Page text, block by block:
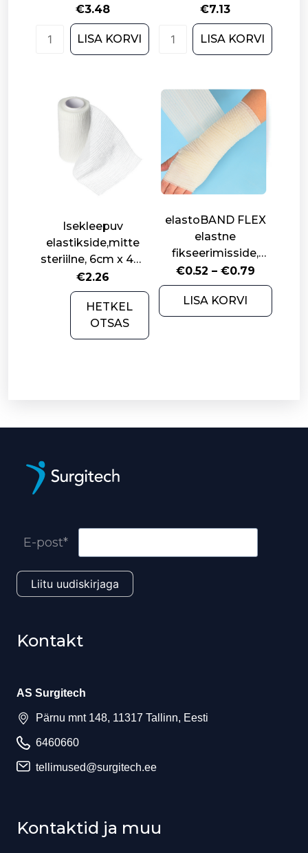
4m. N20
€3.48
Kootud
elastikside
mittesteriilne
LISA KORVI
€7.13
Octenisept®
haavageel
LISA KORVI
Isekleepuv
elastikside,mitte
steriilne, 6cm x 4m
N1
€2.26
HETKEL
OTSAS
elastoBAND FLEX
elastne
fikseerimisside,
erinevad suurused
€0.52 – €0.79Price
range:
through
LISA KORVI
This
product
be
E-post*
Kontakt
AS Surgitech
Pärnu mnt 148, 11317 Tallinn, Eesti
6460660
tellimused@surgitech.ee
Kontaktid ja muu